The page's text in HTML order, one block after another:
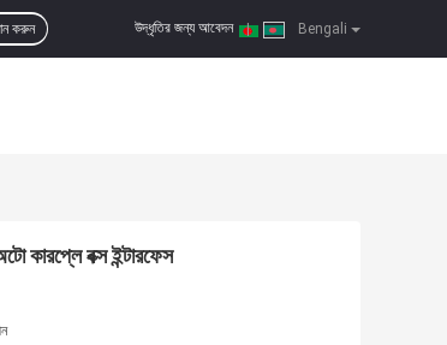
Bengali
উদ্ধৃতির জন্য আবেদন |
করুন
বক্স ইন্টারফেস